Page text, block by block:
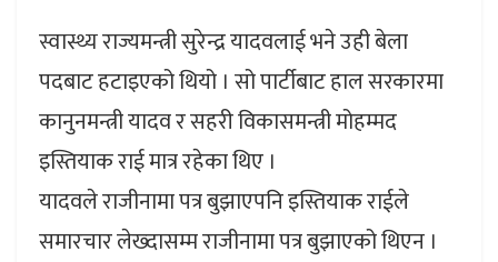
स्वास्थ्य राज्यमन्त्री सुरेन्द्र यादवलाई भने उही बेला
पदबाट हटाइएको थियो । सो पार्टीबाट हाल सरकारमा
कानुनमन्त्री यादव र सहरी विकासमन्त्री मोहम्मद
इस्तियाक राई मात्र रहेका थिए ।
यादवले राजीनामा पत्र बुझाएपनि इस्तियाक राईले
समारचार लेख्दासम्म राजीनामा पत्र बुझाएको थिएन ।